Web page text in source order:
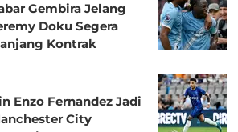
Gembira Jelang
Doku Segera
Kontrak
Enzo Fernandez Jadi
City